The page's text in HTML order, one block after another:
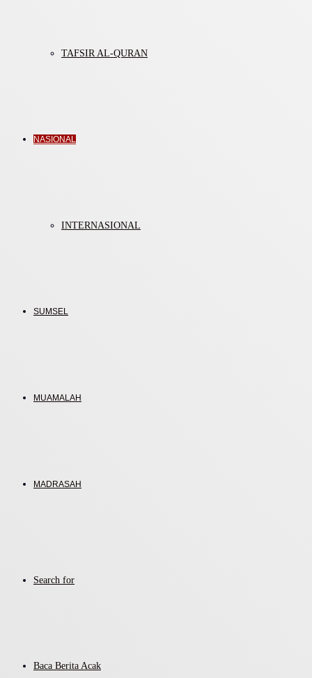
TAFSIR AL-QURAN
NASIONAL
INTERNASIONAL
SUMSEL
MUAMALAH
MADRASAH
Search for
Baca Berita Acak